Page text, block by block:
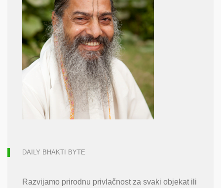
DAILY BHAKTI BYTE
Razvijamo prirodnu privlačnost za svaki objekat ili